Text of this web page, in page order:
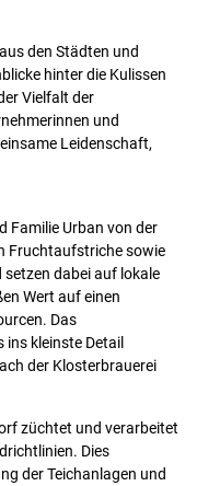
den Städten und
hinter die Kulissen
Vielfalt der
und
Leidenschaft,
Familie Urban von der
Fruchtaufstriche sowie
setzen dabei auf lokale
Wert auf einen
Das
kleinste Detail
der Klosterbrauerei
züchtet und verarbeitet
Dies
der Teichanlagen und